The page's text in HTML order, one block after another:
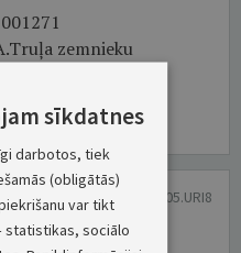
zemnieku
OP 2026/105.URI8
sīkdatnes
darbotos, tiek
(obligātās)
var tikt
statistikas, sociālo